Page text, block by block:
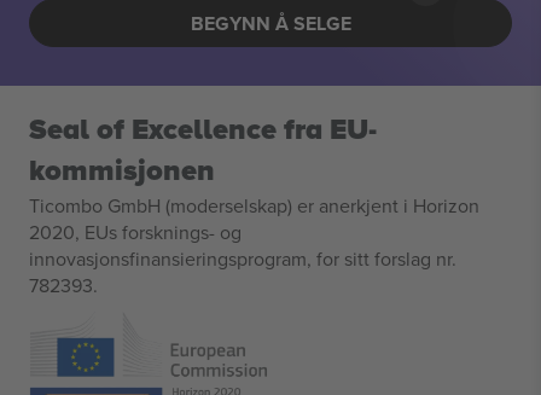
BEGYNN Å SELGE
Seal of Excellence fra EU-
kommisjonen
Ticombo GmbH (moderselskap) er anerkjent i Horizon
2020, EUs forsknings- og
innovasjonsfinansieringsprogram, for sitt forslag nr.
782393.